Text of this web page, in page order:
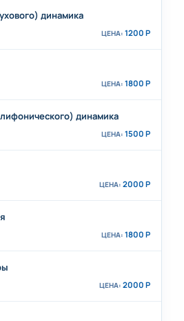
динамика
1200 Р
1800 Р
динамика
1500 Р
2000 Р
1800 Р
2000 Р